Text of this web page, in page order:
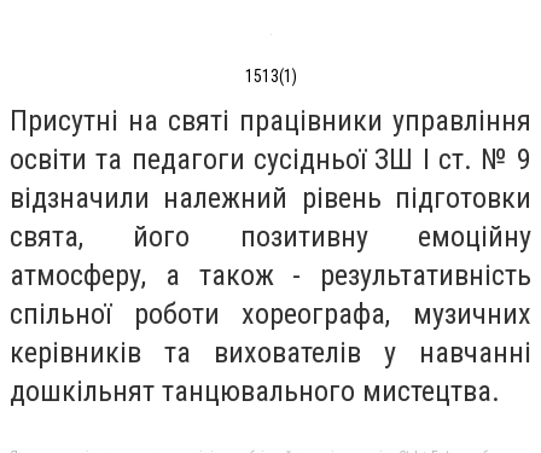
1513(1)
Присутні на святі працівники управління
освіти та педагоги сусідньої ЗШ I ст. № 9
відзначили належний рівень підготовки
свята, його позитивну емоційну
атмосферу, а також - результативність
спільної роботи хореографа, музичних
керівників та вихователів у навчанні
дошкільнят танцювального мистецтва.